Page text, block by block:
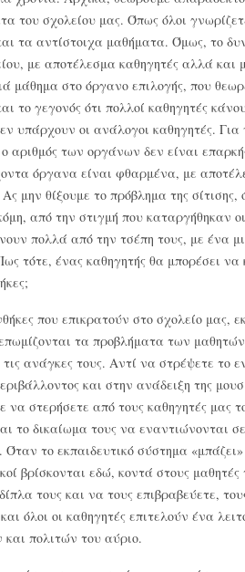
του σχολείου μας. Όπως όλοι
τα αντίστοιχα μαθήματα. Όμως, το
με αποτέλεσμα καθηγητές αλλά
μάθημα στο όργανο επιλογής, που
το γεγονός ότι πολλοί καθηγητές
υπάρχουν οι ανάλογοι καθηγητές.
αριθμός των οργάνων δεν είναι
όργανα είναι φθαρμένα, με
μην θίξουμε το πρόβλημα της
από την στιγμή που καταργήθηκαν οι
πολλά από την τσέπη τους, με ένα
τότε, ένας καθηγητής θα μπορέσει
που επικρατούν στο σχολείο μας,
τα προβλήματα των
ανάγκες τους. Αντί να στρέψετε το
και στην ανάδειξη της
να στερήσετε από τους καθηγητές μας
το δικαίωμα τους να εναντιώνονται
Όταν το εκπαιδευτικό σύστημα
βρίσκονται εδώ, κοντά στους
τους και να τους επιβραβεύετε,
όλοι οι καθηγητές επιτελούν ένα
πολιτών του αύριο.